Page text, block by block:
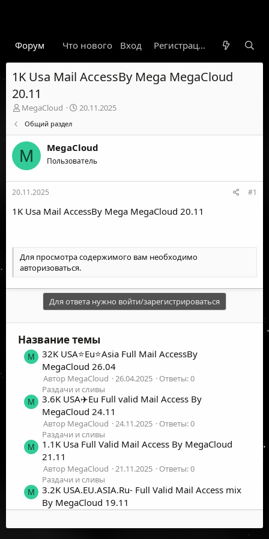
Форум Что нового Гарант Новости
Вход Регистрация
1K Usa Mail AccessBy Mega MegaCloud
20.11
А
о
р
т
е
м
ы
MegaCloud
Д
н
а
а
20.11.2025
Общий раздел
M MegaCloud
Пользователь
20.11.2025 #1
1K Usa Mail AccessBy Mega MegaCloud 20.11
Для просмотра содержимого вам необходимо
авторизоваться.
Для ответа нужно войти/зарегистрироваться
Название темы
M
32K USA⭐️Eu⭐️Asia Full Mail AccessBy
MegaCloud 26.04
Автор MegaCloud 26.04.2025
Ответы: 0
Раздачи и сливы
M
3.6K USA✈️Eu Full valid Mail Access By
MegaCloud 24.11
Автор MegaCloud 24.11.2025
Ответы: 0
Раздачи и сливы
M
1.1K Usa Full Valid Mail Access By MegaCloud
21.11
Автор MegaCloud 21.11.2025
Ответы: 0
Раздачи и сливы
M
3.2K USA.EU.ASIA.Ru- Full Valid Mail Access mix
By MegaCloud 19.11